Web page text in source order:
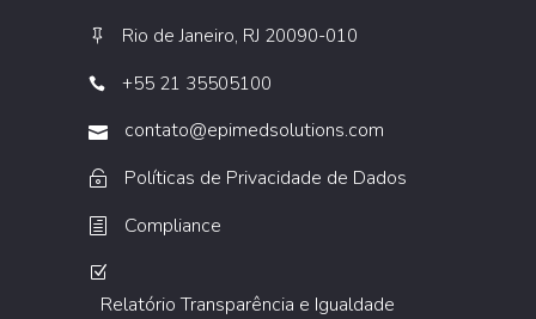
Rio de Janeiro, RJ 20090-010
+55 21 35505100
contato@epimedsolutions.com
Políticas de Privacidade de Dados
Compliance
Relatório Transparência e Igualdade